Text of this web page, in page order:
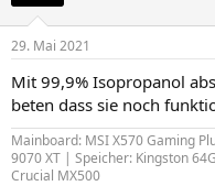
e
:
29. Mai 2021
Mit 99,9% Isopropanol
beten dass sie noch
Mainboard: MSI X570 Gaming
9070 XT | Speicher: Kingston
Crucial MX500